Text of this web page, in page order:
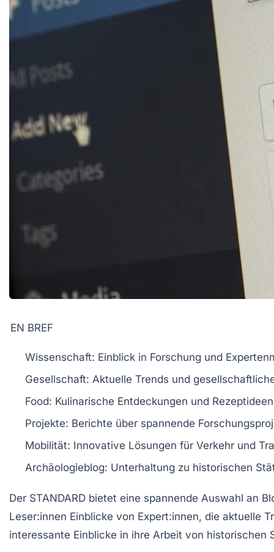
EN BREF
Wissenschaft: Einblick in Forschung und
Gesellschaft: Aktuelle Trends und
Food: Kulinarische Entdeckungen und
Projekte: Berichte über spannende
Mobilität: Innovative Lösungen für Verkehr und
Archäologieblog: Unterhaltung zu historischen
Der STANDARD bietet eine spannende Auswahl an
Leser:innen Einblicke von Expert:innen, die aktuelle
interessante Einblicke in ihre Arbeit von historischen